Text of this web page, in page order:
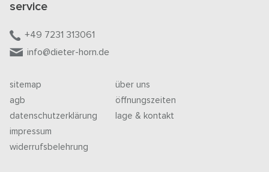
service
+49 7231 313061
info@dieter-horn.de
sitemap
agb
datenschutzerklärung
impressum
widerrufsbelehrung
über uns
öffnungszeiten
lage & kontakt